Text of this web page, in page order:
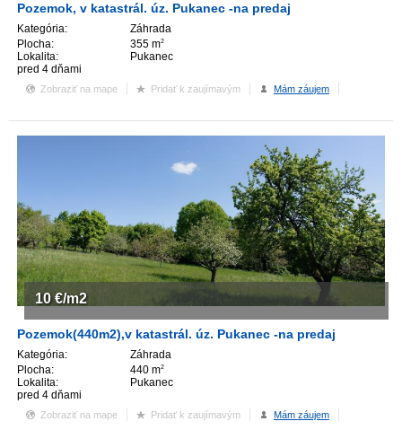
Pozemok, v katastrál. úz. Pukanec -na predaj
Kategória:
Záhrada
Plocha:
355 m2
Lokalita:
Pukanec
pred 4 dňami
Zobraziť na mape Pridať k zaujímavým Mám záujem
Pozemok(440m2),v katastrál. úz. Pukanec -na predaj
Kategória:
Záhrada
Plocha:
440 m2
Lokalita:
Pukanec
pred 4 dňami
10 €/m2
Zobraziť na mape Pridať k zaujímavým Mám záujem